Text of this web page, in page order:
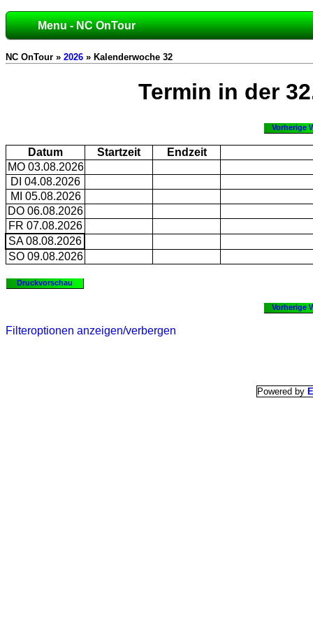
Menu - NC OnTour
NC OnTour » 2026 » Kalenderwoche 32
Termin in der
Vorherige
Datum Startzeit
Endzeit
MO 03.08.2026
DI 04.08.2026
MI 05.08.2026
DO 06.08.2026
FR 07.08.2026
SA 08.08.2026
SO 09.08.2026
Druckvorschau
Vorherige
Filteroptionen anzeigen/verbergen
Powered by